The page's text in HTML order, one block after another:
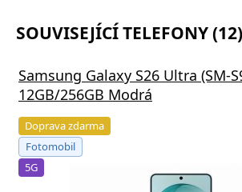
SOUVISEJÍCÍ TELEFONY (12)
Samsung Galaxy S26 Ultra (SM-
12GB/256GB Modrá
Doprava zdarma
Fotomobil
5G